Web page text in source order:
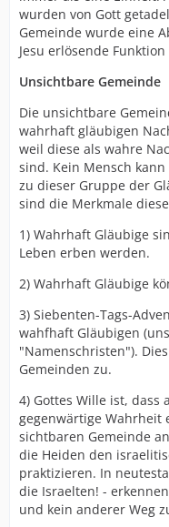
wurden von Gott
Gemeinde wurde eine
Jesu erlösende
Unsichtbare Gemeinde
Die unsichtbare
wahrhaft gläubigen
weil diese als wahre
sind. Kein Mensch
zu dieser Gruppe der
sind die Merkmale
1) Wahrhaft Gläubige
Leben erben werden.
2) Wahrhaft Gläubige
3) Siebenten-Tags-
wahfhaft Gläubigen
"Namenschristen").
Gemeinden zu.
4) Gottes Wille ist,
gegenwärtige Wahrheit
sichtbaren Gemeinde
die Heiden den
praktizieren. In
die Israelten! -
und kein anderer Weg